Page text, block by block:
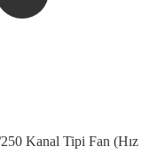
Kanal Tipi Fan (Hız